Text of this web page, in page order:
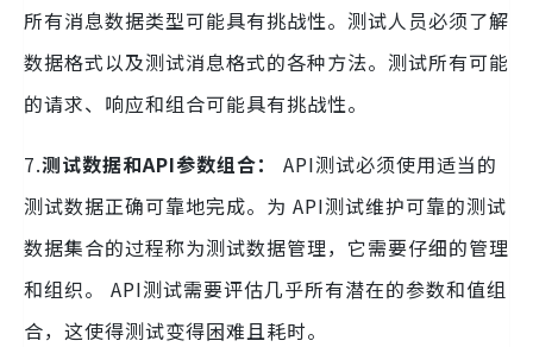
所有消息数据类型可能具有挑战性。测试人员必须了解
数据格式以及测试消息格式的各种方法。测试所有可能
的请求、响应和组合可能具有挑战性。
7.测试数据和API参数组合：
API测试必须使用适当的
测试数据正确可靠地完成。为 API测试维护可靠的测试
数据集合的过程称为测试数据管理，它需要仔细的管理
和组织。 API测试需要评估几乎所有潜在的参数和值组
合，这使得测试变得困难且耗时。